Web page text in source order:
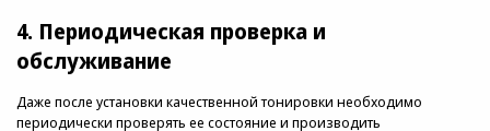
4. Периодическая проверка и
обслуживание
Даже после установки качественной тонировки необходимо
периодически проверять ее состояние и производить